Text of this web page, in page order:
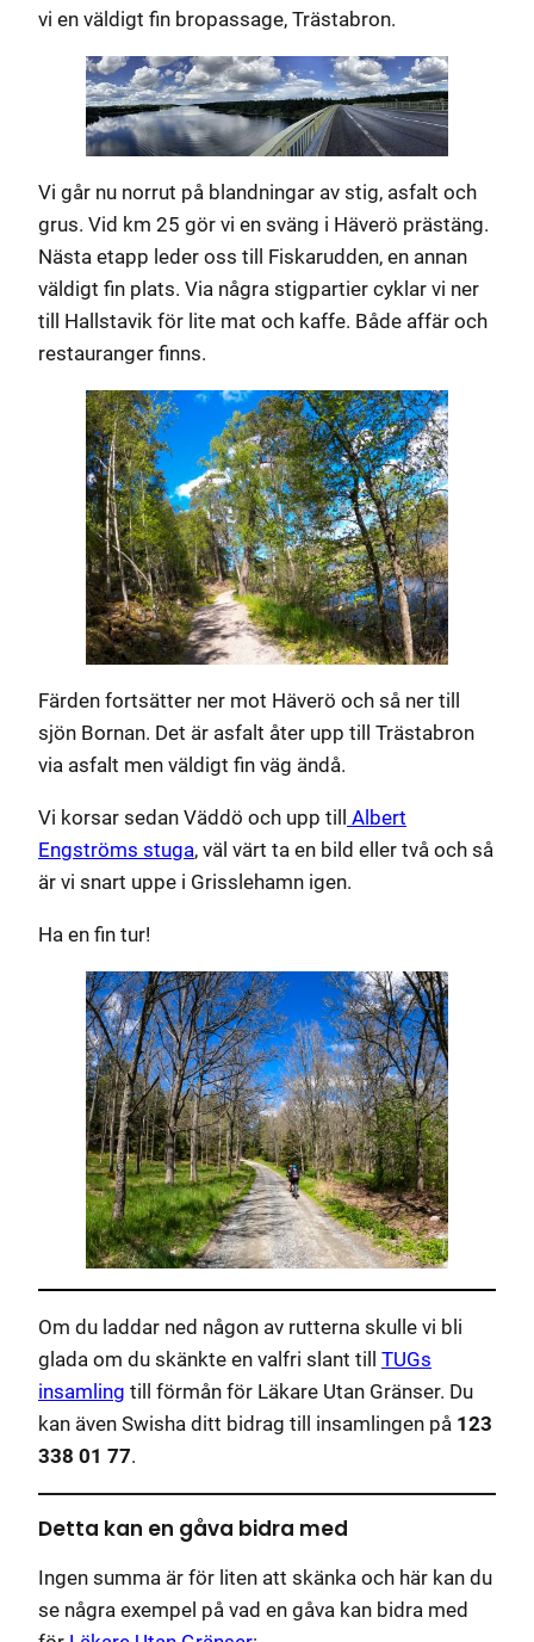
vi en väldigt fin bropassage, Trästabron.
Vi går nu norrut på blandningar av stig, asfalt och
grus. Vid km 25 gör vi en sväng i Häverö prästäng.
Nästa etapp leder oss till Fiskarudden, en annan
väldigt fin plats. Via några stigpartier cyklar vi ner
till Hallstavik för lite mat och kaffe. Både affär och
restauranger finns.
Färden fortsätter ner mot Häverö och så ner till
sjön Bornan. Det är asfalt åter upp till Trästabron
via asfalt men väldigt fin väg ändå.
Vi korsar sedan Väddö och upp till Albert
Engströms stuga, väl värt ta en bild eller två och så
är vi snart uppe i Grisslehamn igen.
Ha en fin tur!
Om du laddar ned någon av rutterna skulle vi bli
glada om du skänkte en valfri slant till TUGs
insamling till förmån för Läkare Utan Gränser. Du
kan även Swisha ditt bidrag till insamlingen på 123
338 01 77.
Detta kan en gåva bidra med
Ingen summa är för liten att skänka och här kan du
se några exempel på vad en gåva kan bidra med